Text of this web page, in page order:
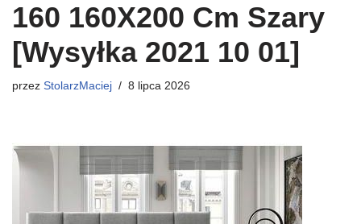
160 160X200 Cm Szary
[Wysyłka 2021 10 01]
przez StolarzMaciej 8 lipca 2026